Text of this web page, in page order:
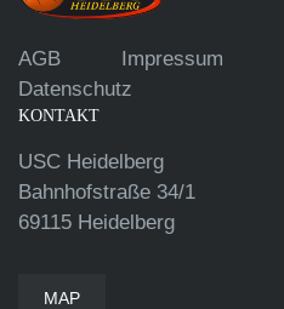
AGB Impressum
Datenschutz
KONTAKT
USC Heidelberg
Bahnhofstraße 34/1
69115 Heidelberg
MAP